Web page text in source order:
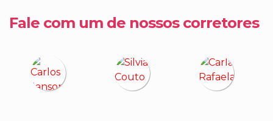
piscina adulto e infantil, espaço gourmet rooftop,
sauna, playground, brinquedoteca, academia e
💰 Valores:
Fale com um de nossos corretores